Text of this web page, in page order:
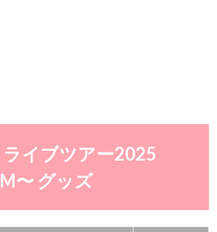
ライブツアー2025
〜 グッズ